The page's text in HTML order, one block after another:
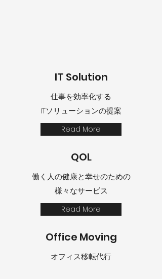
IT Solution
仕事を効率化する
ITソリューションの提案
Read More
QOL
働く人の健康と幸せのための
様々なサービス
Read More
Office Moving
オフィス移転​代行